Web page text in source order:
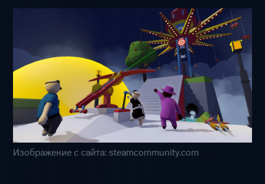
Изображение с сайта: steamcommunity.com